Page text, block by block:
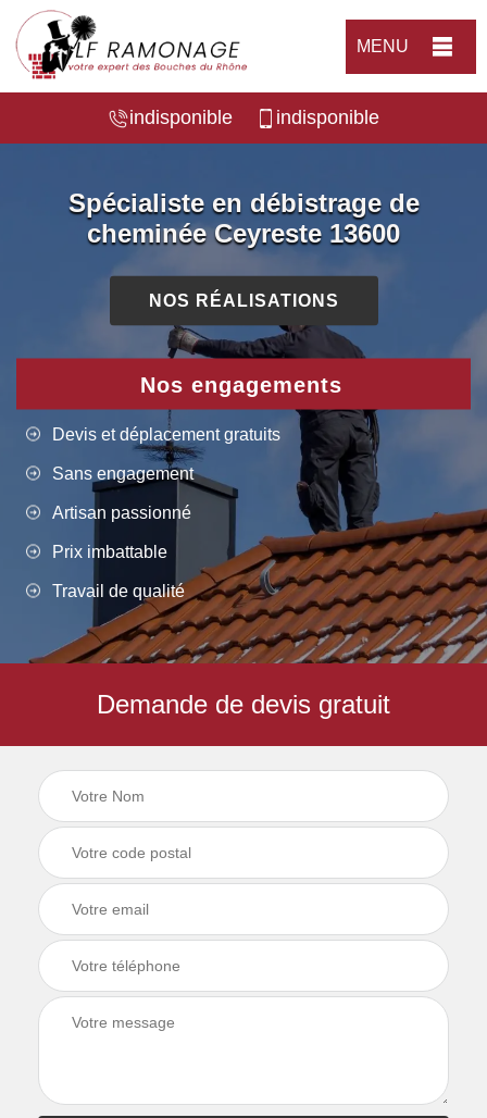
MENU
indisponible indisponible
Spécialiste en débistrage de
cheminée Ceyreste 13600
NOS RÉALISATIONS
Nos engagements
Devis et déplacement gratuits
Sans engagement
Artisan passionné
Prix imbattable
Travail de qualité
Demande de devis gratuit